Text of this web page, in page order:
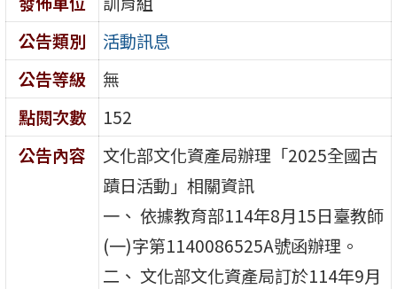
公告類別
活動訊息
公告等級
無
點閱次數
152
公告內容
文化部文化資產局辦理「2025全國古
蹟日活動」相關資訊
一、 依據教育部114年8月15日臺教師
(一)字第1140086525A號函辦理。
二、 文化部文化資產局訂於114年9月